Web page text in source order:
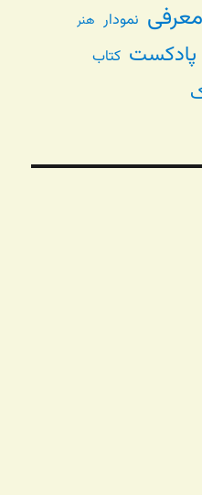
معرفی نمودار هنر
پادکست کتاب